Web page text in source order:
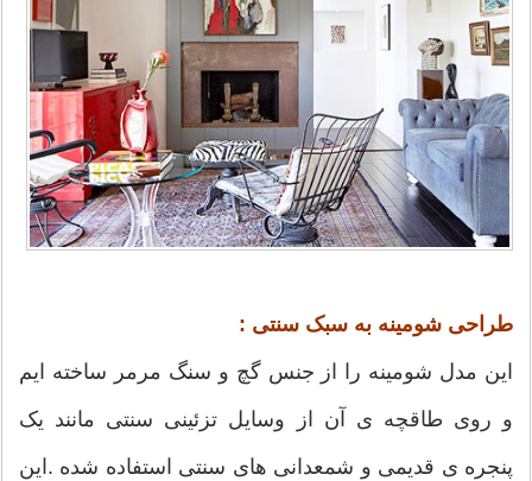
طراحی شومینه به سبک سنتی :
این مدل شومینه را از جنس گچ و سنگ مرمر ساخته ایم
و روی طاقچه ی آن از وسایل تزئینی سنتی مانند یک
پنجره ی قدیمی و شمعدانی های سنتی استفاده شده .این